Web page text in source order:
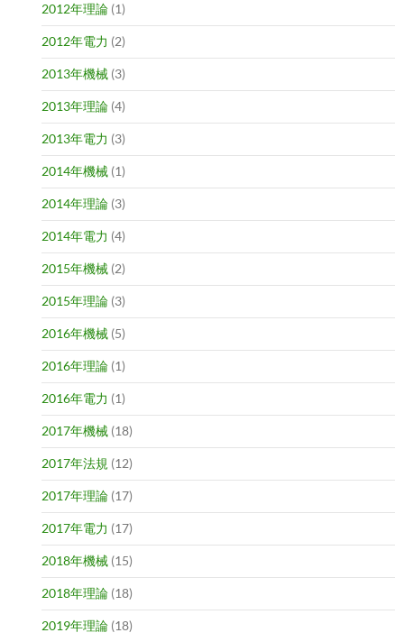
2012年理論 (1)
2012年電力 (2)
2013年機械 (3)
2013年理論 (4)
2013年電力 (3)
2014年機械 (1)
2014年理論 (3)
2014年電力 (4)
2015年機械 (2)
2015年理論 (3)
2016年機械 (5)
2016年理論 (1)
2016年電力 (1)
2017年機械 (18)
2017年法規 (12)
2017年理論 (17)
2017年電力 (17)
2018年機械 (15)
2018年理論 (18)
2019年理論 (18)